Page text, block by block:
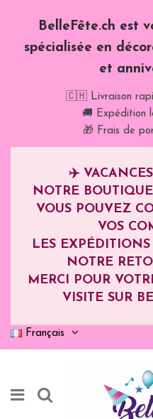
BelleFête.ch est
spécialisée en
et
🇨🇭 Livraison
🚚 Expédition
🎁 Frais de
✈️
NOTRE
VOUS POUVEZ
VOS
LES
NOTRE
MERCI POUR
VISITE SUR
Français